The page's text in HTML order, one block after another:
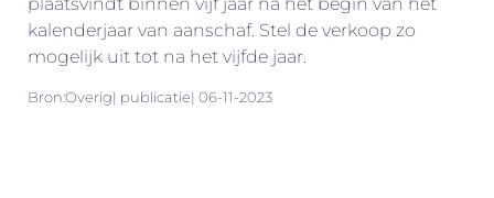
kalenderjaar van aanschaf. Stel de verkoop zo
mogelijk uit tot na het vijfde jaar.
Bron:Overig| publicatie| 06-11-2023